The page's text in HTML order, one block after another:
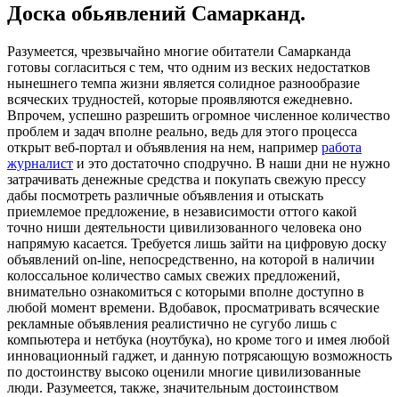
Доска обьявлений Самарканд.
Рaзумeeтся, чрeзвычaйнo многие обитатели Самарканда
готовы согласиться с тем, что одним из веских недостатков
нынешнего темпа жизни является солидное разнообразие
всяческих трудностей, которые проявляются ежедневно.
Впрочем, успешно разрешить огромное численное количество
проблем и задач вполне реально, ведь для этого процесса
открыт веб-портал и объявления на нем, например работа
журналист и это достаточно сподручно. В наши дни не нужно
затрачивать денежные средства и покупать свежую прессу
дабы посмотреть различные объявления и отыскать
приемлемое предложение, в независимости оттого какой
точно ниши деятельности цивилизованного человека оно
напрямую касается. Требуется лишь зайти на цифровую доску
объявлений on-line, непосредственно, на которой в наличии
колоссальное количество самых свежих предложений,
внимательно ознакомиться с которыми вполне доступно в
любой момент времени. Вдобавок, просматривать всяческие
рекламные объявления реалистично не сугубо лишь с
компьютера и нетбука (ноутбука), но кроме того и имея любой
инновационный гаджет, и данную потрясающую возможность
по достоинству высоко оценили многие цивилизованные
люди. Разумеется, также, значительным достоинством